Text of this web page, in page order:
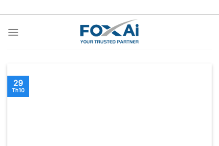
đến
nội
29
Th10